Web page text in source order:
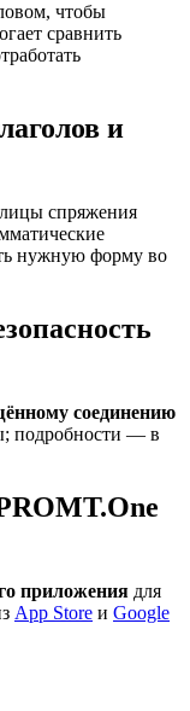
чтобы
сравнить
и
спряжения
нужную форму во
соединению
подробности — в
приложения для
App Store и Google